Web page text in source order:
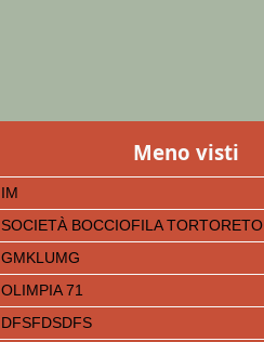
Meno visti
IM
SOCIETÀ BOCCIOFILA TORTORETO
GMKLUMG
OLIMPIA 71
DFSFDSDFS